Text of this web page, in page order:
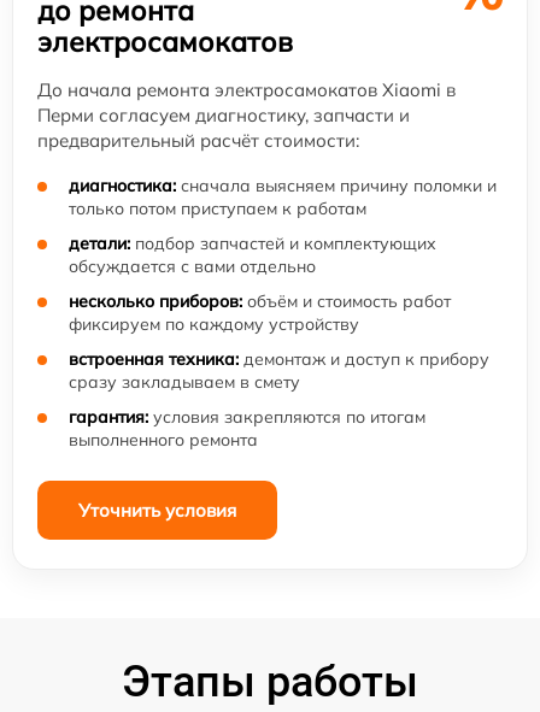
до ремонта
электросамокатов
До начала ремонта электросамокатов Xiaomi в
Перми согласуем диагностику, запчасти и
предварительный расчёт стоимости:
диагностика: сначала выясняем причину поломки и
только потом приступаем к работам
детали: подбор запчастей и комплектующих
обсуждается с вами отдельно
несколько приборов: объём и стоимость работ
фиксируем по каждому устройству
встроенная техника: демонтаж и доступ к прибору
сразу закладываем в смету
гарантия: условия закрепляются по итогам
выполненного ремонта
Уточнить условия
Этапы работы